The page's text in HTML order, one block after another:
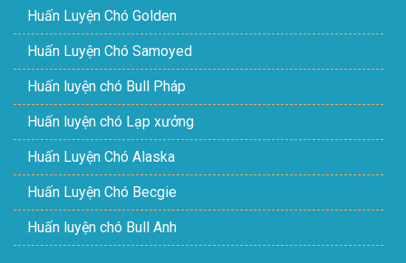
Huấn Luyện Chó Golden
Huấn Luyện Chó Samoyed
Huấn luyện chó Bull Pháp
Huấn luyện chó Lạp xưởng
Huấn Luyện Chó Alaska
Huấn Luyện Chó Becgie
Huấn luyện chó Bull Anh